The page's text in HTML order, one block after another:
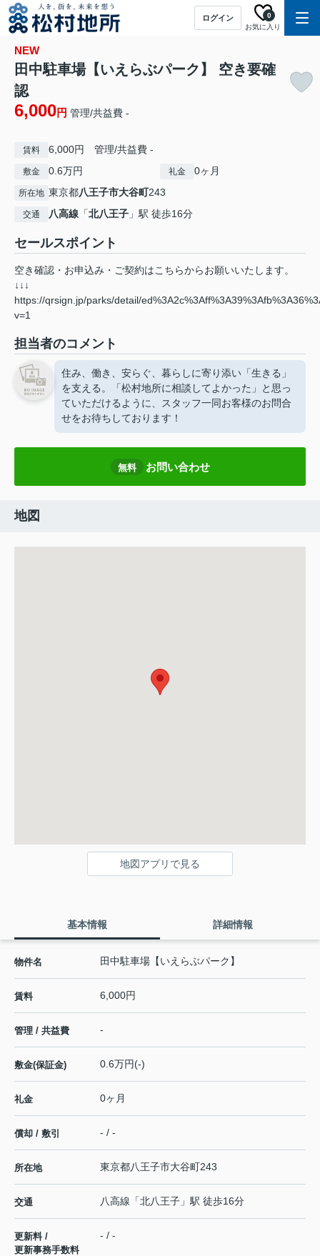
ログイン
お気に入り
0
NEW
田中駐車場【いえらぶパーク】 空き要確
認
6,000円 管理/共益費 -
賃料 6,000円 管理/共益費 -
敷金 0.6万円 礼金 0ヶ月
所在地 東京都八王子市大谷町243
交通 八高線 「北八王子 」駅 徒歩16分
セールスポイント
空き確認・お申込み・ご契約はこちらからお願いいたします。
↓↓↓
https://qrsign.jp/parks/detail/
v=1
担当者のコメント
住み、働き、安らぐ、暮らしに寄り添い「生きる」
を支える。「松村地所に相談してよかった」と思っ
ていただけるように、スタッフ一同お客様のお問合
せをお待ちしております！
無料 お問い合わせ
地図
地図アプリで見る
基本情報 詳細情報
物件名 田中駐車場【いえらぶパーク】
賃料 6,000円
管理 / 共益費 -
敷金(保証金) 0.6万円(-)
礼金 0ヶ月
償却 / 敷引 - / -
所在地 東京都八王子市大谷町243
交通 八高線 「北八王子 」駅 徒歩16分
更新料 /
更新事務手数料
- / -